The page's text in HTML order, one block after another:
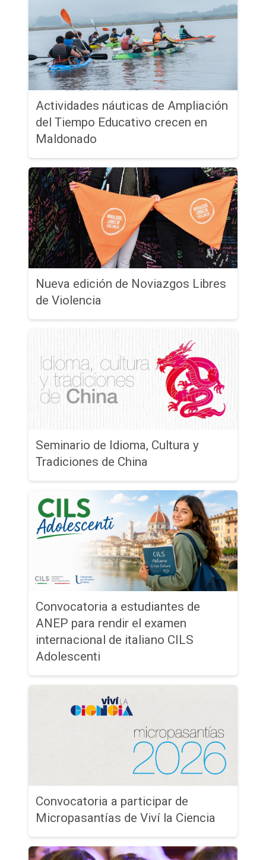
Actividades náuticas de Ampliación
del Tiempo Educativo crecen en
Maldonado
Nueva edición de Noviazgos Libres
de Violencia
Seminario de Idioma, Cultura y
Tradiciones de China
Convocatoria a estudiantes de
ANEP para rendir el examen
internacional de italiano CILS
Adolescenti
Convocatoria a participar de
Micropasantías de Viví la Ciencia